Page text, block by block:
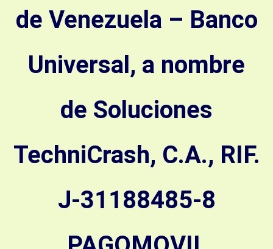
de Venezuela – Banco
Universal, a nombre
de Soluciones
TechniCrash, C.A., RIF.
J-31188485-8